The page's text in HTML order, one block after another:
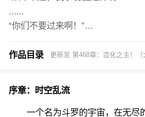
......
“你们不要过来啊！”
后手起锏落，一锏一个带走所有对
“抱歉，我只想打死在场的诸位，或
......
这，是一位不是在氪金，就是在氪
作品目录 更新至 第468章：造化之主！（
序章：时空乱流
一个名为斗罗的宇宙，在无尽